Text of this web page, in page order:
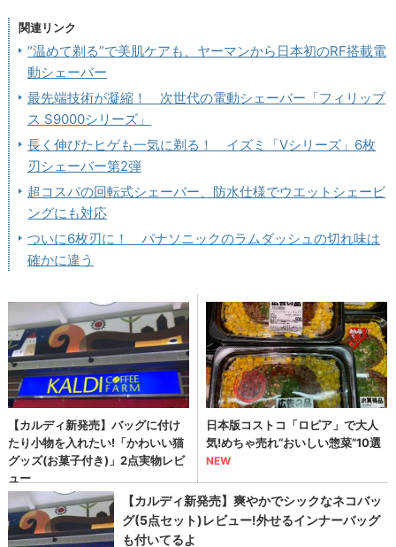
関連リンク
“温めて剃る”で美肌ケアも、ヤーマンから日本初のRF搭載電
動シェーバー
最先端技術が凝縮！ 次世代の電動シェーバー「フィリップ
ス S9000シリーズ」
長く伸びたヒゲも一気に剃る！ イズミ「Vシリーズ」6枚
刃シェーバー第2弾
超コスパの回転式シェーバー、防水仕様でウエットシェービ
ングにも対応
ついに6枚刃に！ パナソニックのラムダッシュの切れ味は
確かに違う